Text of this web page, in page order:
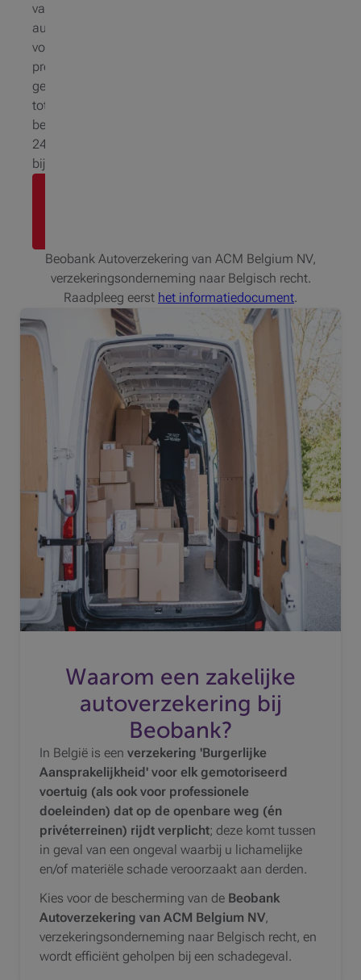
van
auto's
voor
professioneel
gebruik
tot
bedrijfsvoertuigen
24/7-
bijstand
Beobank Autoverzekering van ACM Belgium NV,
verzekeringsonderneming naar Belgisch recht.
Raadpleeg eerst het informatiedocument.
Waarom een zakelijke
autoverzekering bij
Beobank?
In België is een verzekering 'Burgerlijke
Aansprakelijkheid' voor elk gemotoriseerd
voertuig (als ook voor professionele
doeleinden) dat op de openbare weg (én
privéterreinen) rijdt verplicht; deze komt tussen
in geval van een ongeval waarbij u lichamelijke
en/of materiële schade veroorzaakt aan derden.
Kies voor de bescherming van de Beobank
Autoverzekering van ACM Belgium NV,
verzekeringsonderneming naar Belgisch recht, en
wordt efficiënt geholpen bij een schadegeval.